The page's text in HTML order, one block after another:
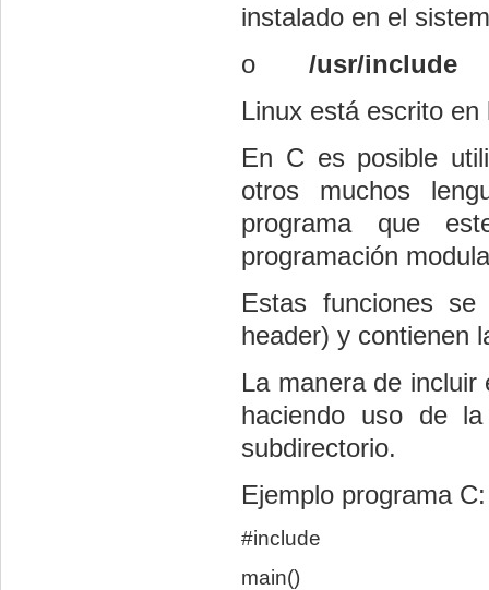
instalado en el
o
/usr/include
Linux está escrito en
En C es posible
otros muchos
programa que
programación
Estas funciones
header) y contienen
La manera de
haciendo uso de
subdirectorio.
Ejemplo programa C:
#include
main()